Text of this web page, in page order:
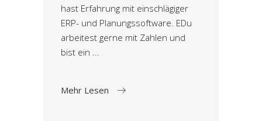
hast Erfahrung mit einschlägiger
ERP- und Planungssoftware. EDu
arbeitest gerne mit Zahlen und
bist ein
Mehr Lesen